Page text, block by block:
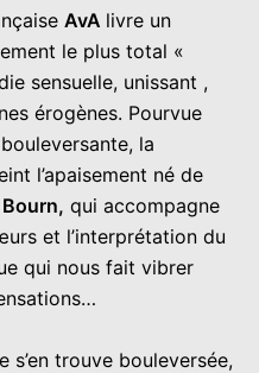
AvA livre un
le plus total «
sensuelle, unissant ,
érogènes. Pourvue
la
l’apaisement né de
qui accompagne
et l’interprétation du
qui nous fait vibrer
trouve bouleversée,